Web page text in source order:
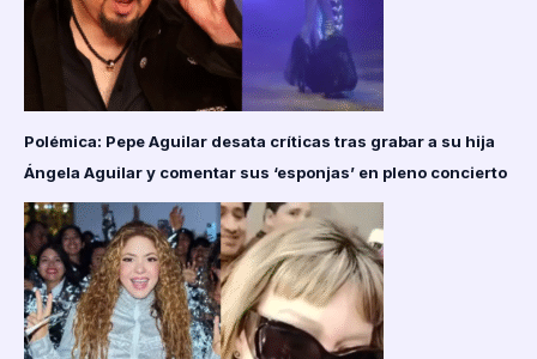
Polémica: Pepe Aguilar desata críticas tras grabar a su hija
Ángela Aguilar y comentar sus ‘esponjas’ en pleno concierto